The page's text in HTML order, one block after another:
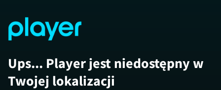
Ups... Player jest niedostępny w
Twojej lokalizacji